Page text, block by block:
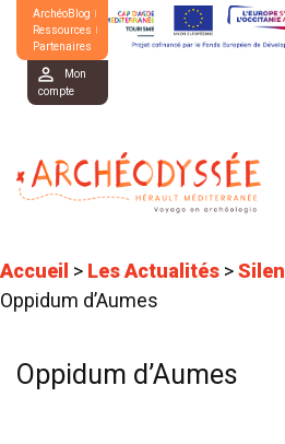
ArchéoBlog
Ressources
Partenaires
Mon
compte
Accueil > Les Actualités >
Oppidum d’Aumes
Oppidum d’Aumes